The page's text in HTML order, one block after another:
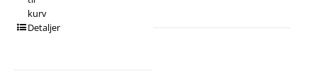
kurv
Detaljer